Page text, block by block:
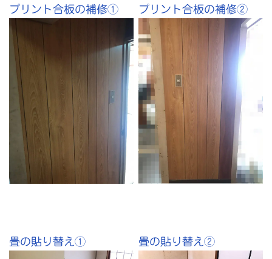
プリント合板の補修① プリント合板の補修②
畳の貼り替え① 畳の貼り替え②